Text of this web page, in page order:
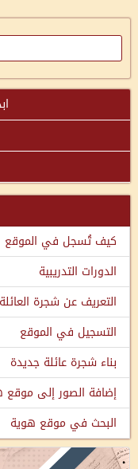
كيف تُسجل في الموقع
الدورات التدريبية
التعريف عن شجرة العائلة
التسجيل في الموقع
بناء شجرة عائلة جديدة
إضافة الصور إلى موقع
البحث في موقع هوية